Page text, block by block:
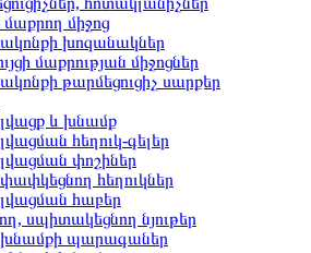
միջոց
խոզանակներ
մաքրության միջոցներ
թարմեցուցիչ սարքեր
և խնամք
հեղուկ-գելեր
փոշիներ
հեղուկներ
հաբեր
սպիտակեցնող նյութեր
խնամքի պարագաներ